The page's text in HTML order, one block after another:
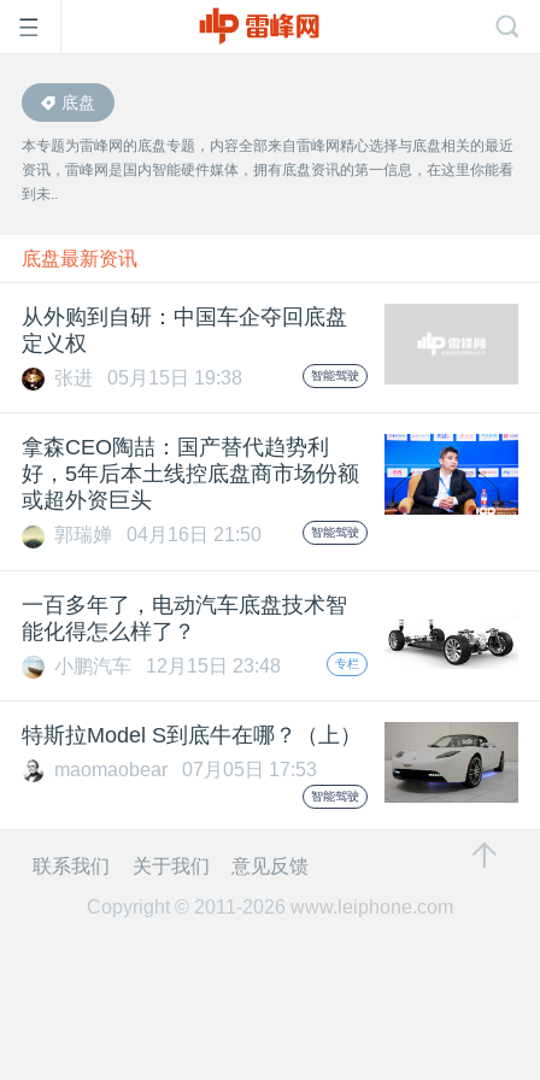
首
页
雷
峰
公
开
课
心
底盘
本专题为雷峰网的底盘专题，内容全部来自雷峰网精心选择与底盘相关的最近
资讯，雷峰网是国内智能硬件媒体，拥有底盘资讯的第一信息，在这里你能看
到未..
底盘最新资讯
从外购到自研：中国车企夺回底盘
定义权
张进 05月15日 19:38 智能驾驶
拿森CEO陶喆：国产替代趋势利
好，5年后本土线控底盘商市场份额
或超外资巨头
郭瑞婵 04月16日 21:50 智能驾驶
一百多年了，电动汽车底盘技术智
能化得怎么样了？
小鹏汽车 12月15日 23:48 专栏
特斯拉Model S到底牛在哪？（上）
maomaobear 07月05日 17:53
智能驾驶
联系我们 关于我们
意见反馈
Copyright © 2011-2026 www.leiphone.com